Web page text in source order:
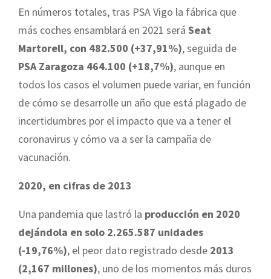
En números totales, tras PSA Vigo la fábrica que
más coches ensamblará en 2021 será Seat
Martorell, con 482.500 (+37,91%), seguida de
PSA Zaragoza 464.100 (+18,7%), aunque en
todos los casos el volumen puede variar, en función
de cómo se desarrolle un año que está plagado de
incertidumbres por el impacto que va a tener el
coronavirus y cómo va a ser la campaña de
vacunación.
2020, en cifras de 2013
Una pandemia que lastró la producción en 2020
dejándola en solo 2.265.587 unidades
(-19,76%), el peor dato registrado desde 2013
(2,167 millones), uno de los momentos más duros